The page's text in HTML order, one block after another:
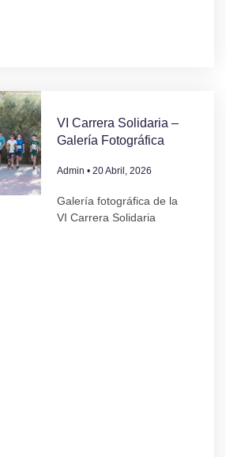
VI Carrera Solidaria –
Galería Fotográfica
Admin 20 Abril, 2026
Galería fotográfica de la
VI Carrera Solidaria